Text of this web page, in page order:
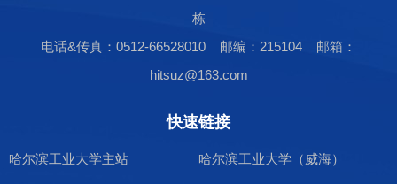
栋
电话&传真：0512-66528010 邮编：215104 邮箱：
hitsuz@163.com
快速链接
哈尔滨工业大学主站 哈尔滨工业大学（威海）